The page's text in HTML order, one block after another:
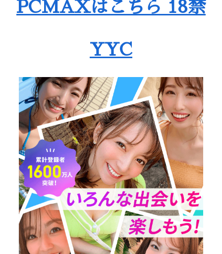
PCMAXはこちら 18禁
YYC